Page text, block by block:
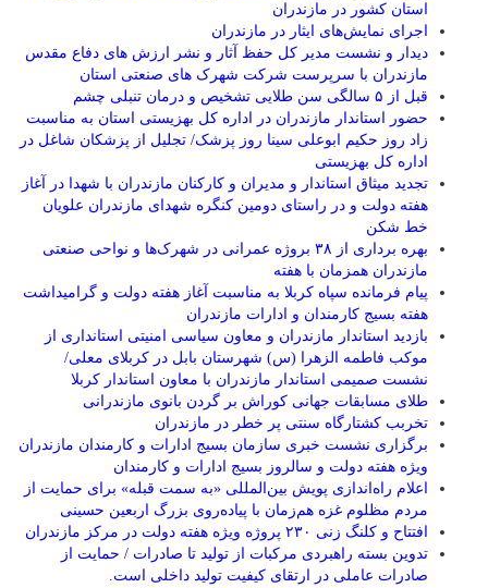
استان کشور در مازندران
اجرای نمایش‌های ایثار در مازندران
دیدار و نشست مدیر کل حفظ آثار و نشر ارزش های دفاع مقدس
مازندران با سرپرست شرکت شهرک های صنعتی استان
قبل از ۵ سالگی سن طلایی تشخیص و درمان تنبلی چشم
حضور استاندار مازندران در اداره کل بهزیستی استان به مناسبت
زاد روز حکیم ابوعلی سینا روز پزشک/ تجلیل از پزشکان شاغل در
اداره کل بهزیستی
تجدید میثاق استاندار و مدیران و کارکنان مازندران با شهدا در آغاز
هفته دولت و در راستای دومین کنگره شهدای مازندران علویان
خط شکن
بهره برداری از ۳۸ بروژه عمرانی در شهرک‌ها و نواحی صنعتی
مازندران همزمان با هفته
پیام فرمانده سپاه کربلا به مناسبت آغاز هفته دولت و گرامیداشت
هفته بسیج کارمندان و ادارات مازندران
بازدید استاندار مازندران و معاون سیاسی امنیتی استانداری از
موکب فاطمه الزهرا (س) شهرستان بابل در کربلای معلی/
نشست صمیمی استاندار مازندران با معاون استاندار کربلا
طلای مسابقات جهانی کوراش بر گردن بانوی مازندرانی
تخربب کشتارگاه سنتی پر خطر در مازندران
برگزاری نشست خبری سازمان بسیج ادارات و کارمندان مازندران
ویژه هفته دولت و سالروز بسیج ادارات و کارمندان
اعلام راه‌اندازی پویش بین‌المللی «به سمت قبله» برای حمایت از
مردم مظلوم غزه هم‌زمان با پیاده‌روی بزرگ اربعین حسینی
افتتاح و کلنگ زنی ۲۳۰ پروژه ویژه هفته دولت در مرکز مازندران
تدوین بسته راهبردی مرکبات از تولید تا صادرات / حمایت از
صادرات عاملی در ارتقای کیفیت تولید داخلی است.